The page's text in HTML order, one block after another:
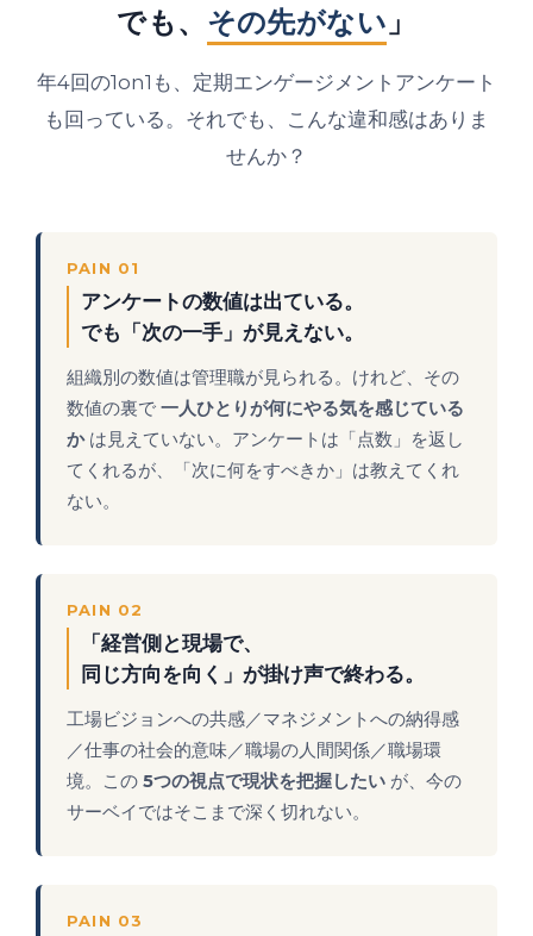
でも、 その先がない 」
年4回の1on1も、定期エンゲージメントアンケート
も回っている。それでも、こんな違和感はありま
せんか？
PAIN 01
アンケートの数値は出ている。
でも「次の一手」が見えない。
組織別の数値は管理職が見られる。けれど、その
数値の裏で 一人ひとりが何にやる気を感じている
かは見えていない。アンケートは「点数」を返し
てくれるが、「次に何をすべきか」は教えてくれ
ない。
PAIN 02
「経営側と現場で、
同じ方向を向く」が掛け声で終わる。
工場ビジョンへの共感／マネジメントへの納得感
／仕事の社会的意味／職場の人間関係／職場環
境。この 5つの視点で現状を把握したい が、今の
サーベイではそこまで深く切れない。
PAIN 03